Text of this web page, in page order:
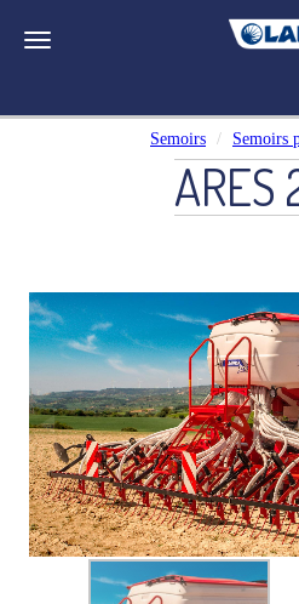
Toggle navigation
Semoirs Semoirs
ARES